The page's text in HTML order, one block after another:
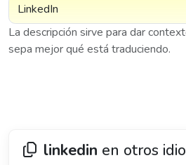
La descripción sirve para dar
sepa mejor qué está traduciendo.
linkedin en otros